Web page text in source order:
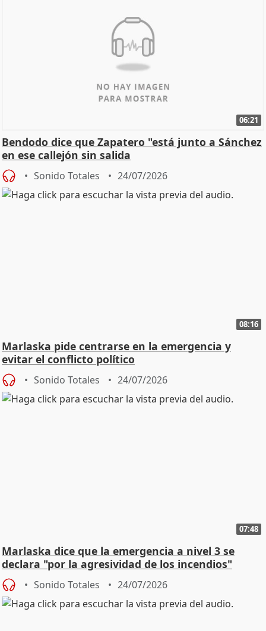
06:21
Bendodo dice que Zapatero "está junto a Sánchez
en ese callejón sin salida
Sonido Totales 24/07/2026
08:16
Marlaska pide centrarse en la emergencia y
evitar el conflicto político
Sonido Totales 24/07/2026
07:48
Marlaska dice que la emergencia a nivel 3 se
declara "por la agresividad de los incendios"
Sonido Totales 24/07/2026